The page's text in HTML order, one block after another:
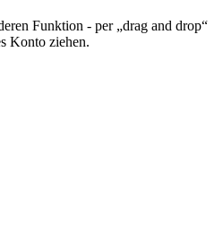
Funktion - per „drag and drop“
Konto ziehen.